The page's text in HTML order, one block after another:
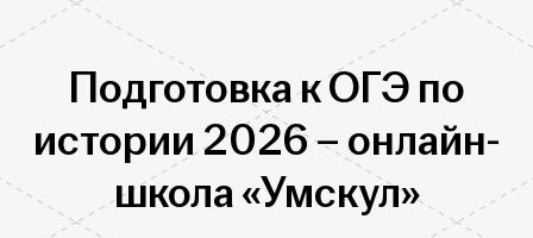
Подготовка к ОГЭ по
истории 2026 – онлайн-
школа «Умскул»